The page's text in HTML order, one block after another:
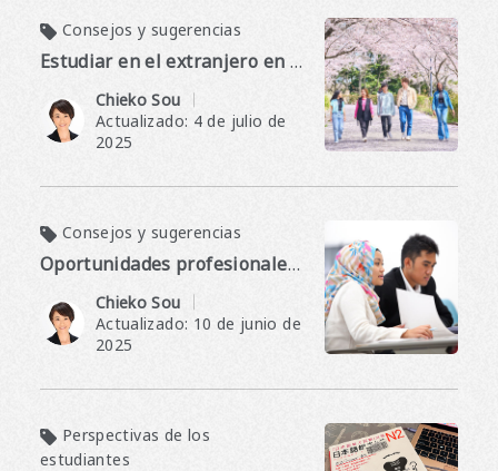
Consejos y sugerencias
Estudiar en el extranjero en Japón: tu guía completa para estudiar en Japón
Chieko Sou
Actualizado: 4 de julio de
2025
Consejos y sugerencias
Oportunidades profesionales en Japón para estudiantes internacionales
Chieko Sou
Actualizado: 10 de junio de
2025
Perspectivas de los
estudiantes